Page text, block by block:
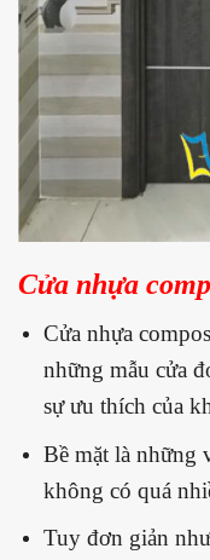
Cửa nhựa
Cửa nhựa
những mẫu cửa
sự ưu thích của
Bề mặt là những
không có quá
Tuy đơn giản